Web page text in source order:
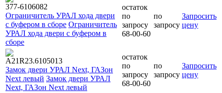
377-6106082
Ограничитель УРАЛ хода двери
с буфером в сборе Ограничитель
УРАЛ хода двери с буфером в
сборе
остаток
по
запросу
68-00-60
по
запросу
Запросить
цену
А21R23.6105013
Замок двери УРАЛ Next, ГАЗон
Next левый Замок двери УРАЛ
Next, ГАЗон Next левый
остаток
по
запросу
68-00-60
по
запросу
Запросить
цену